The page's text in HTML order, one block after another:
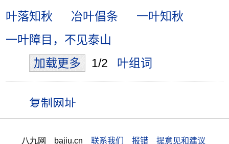
叶落知秋
冶叶倡条
一叶知秋
一叶障目，不见泰山
加载更多
1/2 叶组词
八九网 bajiu.cn 联系我们 报错 提意见和建议